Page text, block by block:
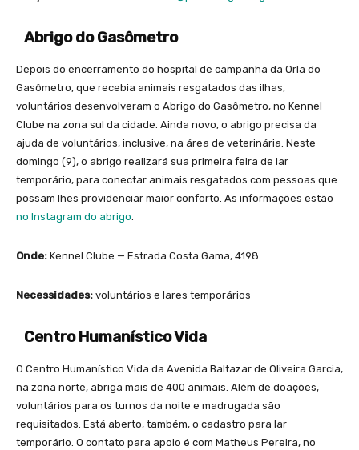
Abrigo do Gasômetro
Depois do encerramento do hospital de campanha da Orla do
Gasômetro, que recebia animais resgatados das ilhas,
voluntários desenvolveram o Abrigo do Gasômetro, no Kennel
Clube na zona sul da cidade. Ainda novo, o abrigo precisa da
ajuda de voluntários, inclusive, na área de veterinária. Neste
domingo (9), o abrigo realizará sua primeira feira de lar
temporário, para conectar animais resgatados com pessoas que
possam lhes providenciar maior conforto. As informações estão
no Instagram do abrigo.
Onde: Kennel Clube — Estrada Costa Gama, 4198
Necessidades: voluntários e lares temporários
Centro Humanístico Vida
O Centro Humanístico Vida da Avenida Baltazar de Oliveira Garcia,
na zona norte, abriga mais de 400 animais. Além de doações,
voluntários para os turnos da noite e madrugada são
requisitados. Está aberto, também, o cadastro para lar
temporário. O contato para apoio é com Matheus Pereira, no